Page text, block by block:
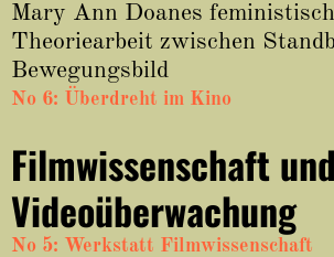
Mary Ann Doanes
Theoriearbeit zwischen
Bewegungsbild
No 6: Überdreht im Kino
Filmwissenschaft und
Videoüberwachung
No 5: Werkstatt Filmwissenschaft